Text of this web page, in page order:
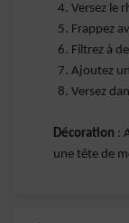
Versez le
Frappez
Filtrez à
Ajoutez
Versez
Décoration :
une tête de